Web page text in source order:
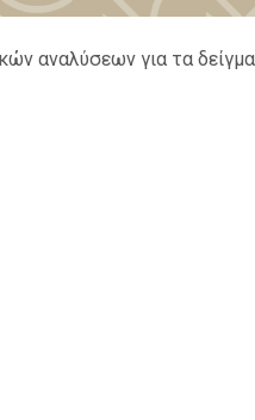
αναλύσεων για τα